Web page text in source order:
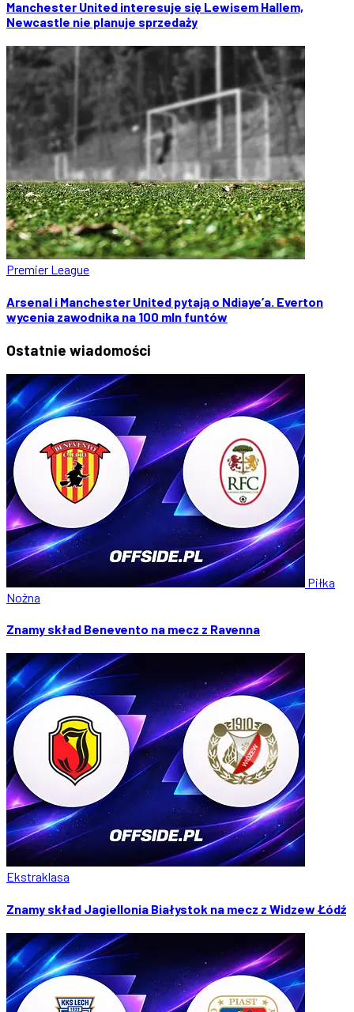
Manchester United interesuje się Lewisem Hallem,
Newcastle nie planuje sprzedaży
Premier League
Arsenal i Manchester United pytają o Ndiaye’a. Everton
wycenia zawodnika na 100 mln funtów
Ostatnie wiadomości
Piłka
Nożna
Znamy skład Benevento na mecz z Ravenna
Ekstraklasa
Znamy skład Jagiellonia Białystok na mecz z Widzew Łódź